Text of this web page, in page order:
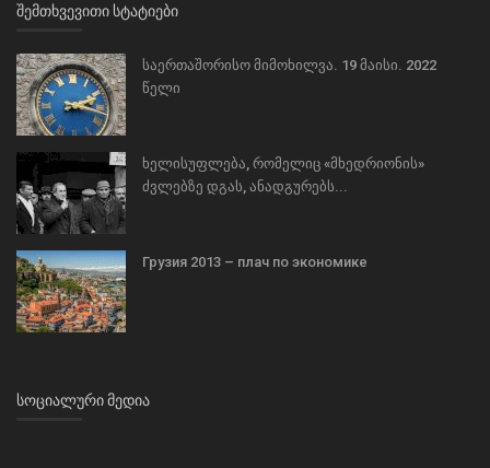
ᲨᲔᲛᲗᲮᲕᲔᲕᲘᲗᲘ ᲡᲢᲐᲢᲘᲔᲑᲘ
საერთაშორისო მიმოხილვა. 19 მაისი. 2022
წელი
ხელისუფლება, რომელიც «მხედრიონის»
ძვლებზე დგას, ანადგურებს...
Грузия 2013 – плач по экономике
ᲡᲝᲪᲘᲐᲚᲣᲠᲘ ᲛᲔᲓᲘᲐ